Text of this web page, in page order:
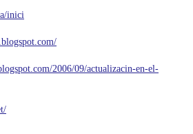
inici
2006/09/actualizacin-en-el-
/